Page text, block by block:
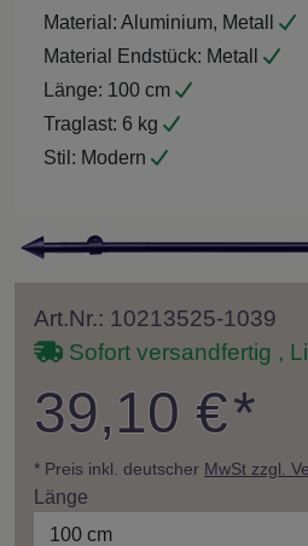
Material: Aluminium, Metall
Material Endstück: Metall
Länge: 100 cm
Traglast: 6 kg
Stil: Modern
Art.Nr.: 10213525-1039
Sofort versandfertig ,
39,10 €*
* Preis inkl. deutscher MwSt zzgl.
Länge
100 cm